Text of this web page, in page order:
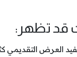
العرض التقديمي